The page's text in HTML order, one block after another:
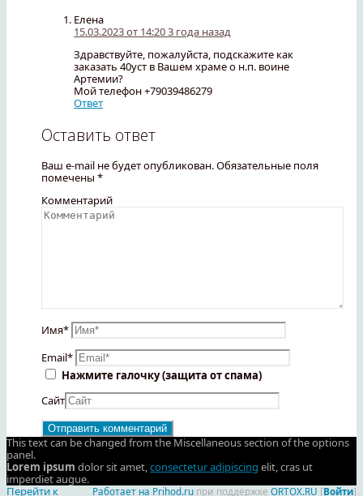
Елена
15.03.2023 от 14:203 года назад
Здравствуйте, пожалуйста, подскажите как
заказать 40уст в Вашем храме о н.п. воине
Артемии?
Мой телефон +79039486279
Ответ
Оставить ответ
Ваш e-mail не будет опубликован.Обязательные поля
помечены*
Комментарий
Имя*
Email*
Нажмите галочку (защита от спама)
Сайт
This text can be changed from the Miscellaneous section of the options
panel.
Lorem ipsum dolor sit amet,consectetur adipiscing elit, cras ut
imperdiet augue.
Работает на Prihod.ru при поддержке ORTOX.RU [Войти]
Перейти к